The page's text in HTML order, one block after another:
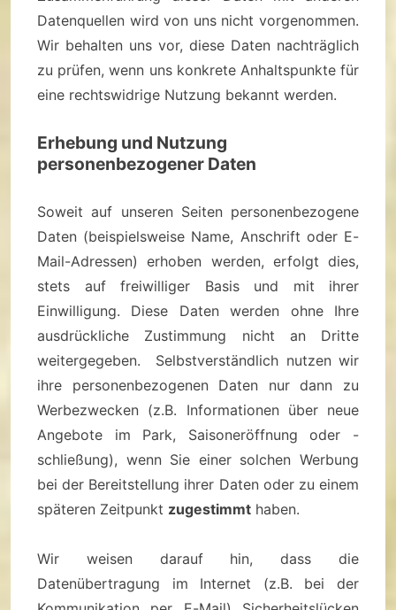
Datenquellen wird von uns nicht vorgenommen.
Wir behalten uns vor, diese Daten nachträglich
zu prüfen, wenn uns konkrete Anhaltspunkte für
eine rechtswidrige Nutzung bekannt werden.
Erhebung und Nutzung
personenbezogener Daten
Soweit auf unseren Seiten personenbezogene
Daten (beispielsweise Name, Anschrift oder E-
Mail-Adressen) erhoben werden, erfolgt dies,
stets auf freiwilliger Basis und mit ihrer
Einwilligung. Diese Daten werden ohne Ihre
ausdrückliche Zustimmung nicht an Dritte
weitergegeben. Selbstverständlich nutzen wir
ihre personenbezogenen Daten nur dann zu
Werbezwecken (z.B. Informationen über neue
Angebote im Park, Saisoneröffnung oder -
schließung), wenn Sie einer solchen Werbung
bei der Bereitstellung ihrer Daten oder zu einem
späteren Zeitpunkt zugestimmt haben.
Wir weisen darauf hin, dass die
Datenübertragung im Internet (z.B. bei der